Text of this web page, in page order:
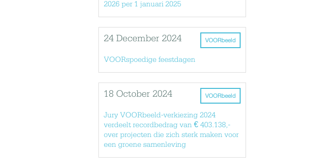
2026 per 1 januari 2025
VOORbeeld
24 December 2024
VOORspoedige feestdagen
VOORbeeld
18 October 2024
Jury VOORbeeld-verkiezing 2024
verdeelt recordbedrag van € 403.138,-
over projecten die zich sterk maken voor
een groene samenleving